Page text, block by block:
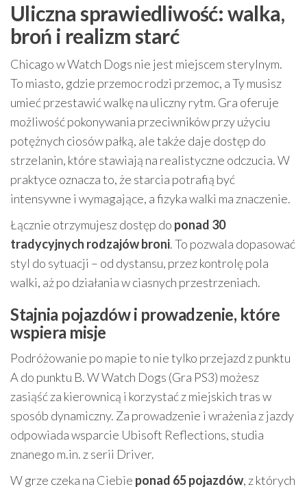
Uliczna sprawiedliwość: walka,
broń i realizm starć
Chicago w Watch Dogs nie jest miejscem sterylnym.
To miasto, gdzie przemoc rodzi przemoc, a Ty musisz
umieć przestawić walkę na uliczny rytm. Gra oferuje
możliwość pokonywania przeciwników przy użyciu
potężnych ciosów pałką, ale także daje dostęp do
strzelanin, które stawiają na realistyczne odczucia. W
praktyce oznacza to, że starcia potrafią być
intensywne i wymagające, a fizyka walki ma znaczenie.
Łącznie otrzymujesz dostęp do ponad 30
tradycyjnych rodzajów broni. To pozwala dopasować
styl do sytuacji – od dystansu, przez kontrolę pola
walki, aż po działania w ciasnych przestrzeniach.
Stajnia pojazdów i prowadzenie, które
wspiera misje
Podróżowanie po mapie to nie tylko przejazd z punktu
A do punktu B. W Watch Dogs (Gra PS3) możesz
zasiąść za kierownicą i korzystać z miejskich tras w
sposób dynamiczny. Za prowadzenie i wrażenia z jazdy
odpowiada wsparcie Ubisoft Reflections, studia
znanego m.in. z serii Driver.
W grze czeka na Ciebie ponad 65 pojazdów, z których